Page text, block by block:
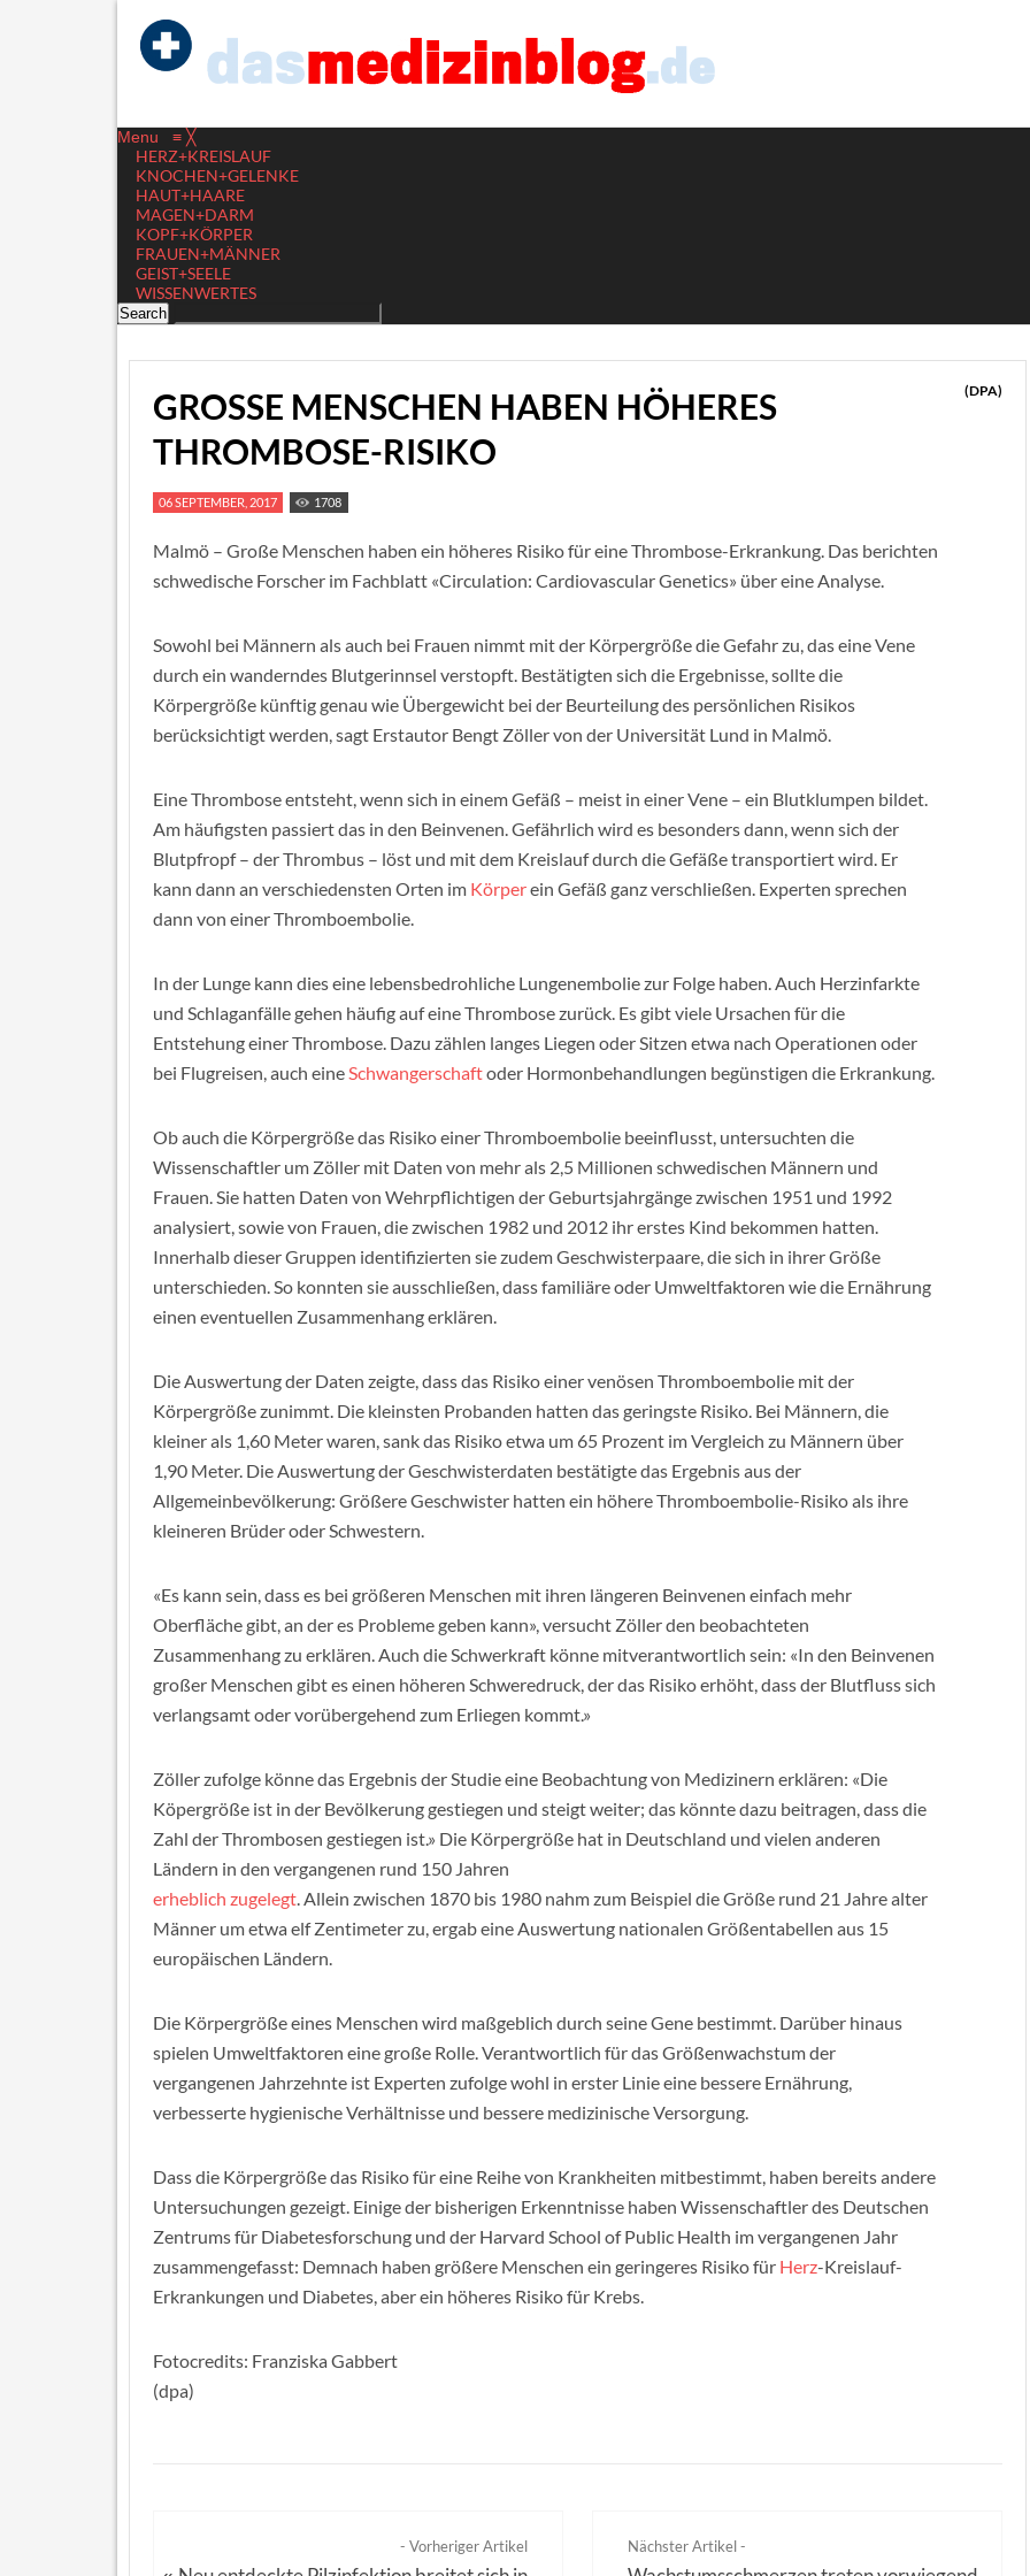
Menu ≡ ╳
HERZ+KREISLAUF
KNOCHEN+GELENKE
HAUT+HAARE
MAGEN+DARM
KOPF+KÖRPER
FRAUEN+MÄNNER
GEIST+SEELE
WISSENWERTES
GROSSE MENSCHEN HABEN HÖHERES T
HROMBOSE-RISIKO
(DPA)
06 SEPTEMBER, 2017 1708
Malmö – Große Menschen haben ein höheres Risiko für eine Thrombose-Erkrankung. Das berichten
schwedische Forscher im Fachblatt «Circulation: Cardiovascular Genetics» über eine Analyse.
Sowohl bei Männern als auch bei Frauen nimmt mit der Körpergröße die Gefahr zu, das eine Vene
durch ein wanderndes Blutgerinnsel verstopft. Bestätigten sich die Ergebnisse, sollte die
Körpergröße künftig genau wie Übergewicht bei der Beurteilung des persönlichen Risikos
berücksichtigt werden, sagt Erstautor Bengt Zöller von der Universität Lund in Malmö.
Eine Thrombose entsteht, wenn sich in einem Gefäß – meist in einer Vene – ein Blutklumpen bildet.
Am häufigsten passiert das in den Beinvenen. Gefährlich wird es besonders dann, wenn sich der
Blutpfropf – der Thrombus – löst und mit dem Kreislauf durch die Gefäße transportiert wird. Er
kann dann an verschiedensten Orten im Körperein Gefäß ganz verschließen. Experten sprechen
dann von einer Thromboembolie.
In der Lunge kann dies eine lebensbedrohliche Lungenembolie zur Folge haben. Auch Herzinfarkte
und Schlaganfälle gehen häufig auf eine Thrombose zurück. Es gibt viele Ursachen für die
Entstehung einer Thrombose. Dazu zählen langes Liegen oder Sitzen etwa nach Operationen oder
bei Flugreisen, auch eineSchwangerschaftoder Hormonbehandlungen begünstigen die Erkrankung.
Ob auch die Körpergröße das Risiko einer Thromboembolie beeinflusst, untersuchten die
Wissenschaftler um Zöller mit Daten von mehr als 2,5 Millionen schwedischen Männern und
Frauen. Sie hatten Daten von Wehrpflichtigen der Geburtsjahrgänge zwischen 1951 und 1992
analysiert, sowie von Frauen, die zwischen 1982 und 2012 ihr erstes Kind bekommen hatten.
Innerhalb dieser Gruppen identifizierten sie zudem Geschwisterpaare, die sich in ihrer Größe
unterschieden. So konnten sie ausschließen, dass familiäre oder Umweltfaktoren wie die Ernährung
einen eventuellen Zusammenhang erklären.
Die Auswertung der Daten zeigte, dass das Risiko einer venösen Thromboembolie mit der
Körpergröße zunimmt. Die kleinsten Probanden hatten das geringste Risiko. Bei Männern, die
kleiner als 1,60 Meter waren, sank das Risiko etwa um 65 Prozent im Vergleich zu Männern über
1,90 Meter. Die Auswertung der Geschwisterdaten bestätigte das Ergebnis aus der
Allgemeinbevölkerung: Größere Geschwister hatten ein höhere Thromboembolie-Risiko als ihre
kleineren Brüder oder Schwestern.
«Es kann sein, dass es bei größeren Menschen mit ihren längeren Beinvenen einfach mehr
Oberfläche gibt, an der es Probleme geben kann», versucht Zöller den beobachteten
Zusammenhang zu erklären. Auch die Schwerkraft könne mitverantwortlich sein: «In den Beinvenen
großer Menschen gibt es einen höheren Schweredruck, der das Risiko erhöht, dass der Blutfluss sich
verlangsamt oder vorübergehend zum Erliegen kommt.»
Zöller zufolge könne das Ergebnis der Studie eine Beobachtung von Medizinern erklären: «Die
Köpergröße ist in der Bevölkerung gestiegen und steigt weiter; das könnte dazu beitragen, dass die
Zahl der Thrombosen gestiegen ist.» Die Körpergröße hat in Deutschland und vielen anderen
Ländern in den vergangenen rund 150 Jahren
erheblich zugelegt. Allein zwischen 1870 bis 1980 nahm zum Beispiel die Größe rund 21 Jahre alter
Männer um etwa elf Zentimeter zu, ergab eine Auswertung nationalen Größentabellen aus 15
europäischen Ländern.
Die Körpergröße eines Menschen wird maßgeblich durch seine Gene bestimmt. Darüber hinaus
spielen Umweltfaktoren eine große Rolle. Verantwortlich für das Größenwachstum der
vergangenen Jahrzehnte ist Experten zufolge wohl in erster Linie eine bessere Ernährung,
verbesserte hygienische Verhältnisse und bessere medizinische Versorgung.
Dass die Körpergröße das Risiko für eine Reihe von Krankheiten mitbestimmt, haben bereits andere
Untersuchungen gezeigt. Einige der bisherigen Erkenntnisse haben Wissenschaftler des Deutschen
Zentrums für Diabetesforschung und der Harvard School of Public Health im vergangenen Jahr
zusammengefasst: Demnach haben größere Menschen ein geringeres Risiko für Herz-Kreislauf-
Erkrankungen und Diabetes, aber ein höheres Risiko für Krebs.
Fotocredits: Franziska Gabbert
(dpa)
- Vorheriger Artikel Nächster Artikel -